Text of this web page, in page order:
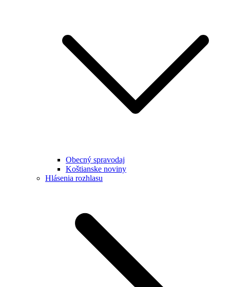
Obecný spravodaj
Koštianske noviny
Hlásenia rozhlasu